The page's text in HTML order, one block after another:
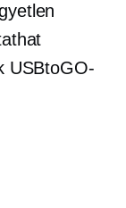
USBtoGO-